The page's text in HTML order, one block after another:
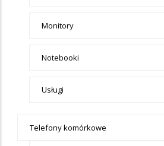
Monitory
Notebooki
Usługi
Telefony komórkowe